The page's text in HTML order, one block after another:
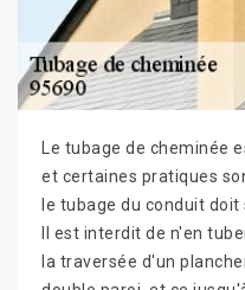
Le tubage de cheminée
et certaines pratiques
le tubage du conduit
Il est interdit de n'en
la traversée d'un